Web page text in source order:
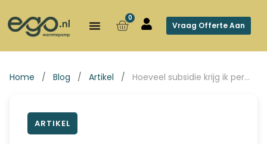
0
Vraag Offerte Aan
Home / Blog / Artikel / Hoeveel subsidie krijg ik per…
ARTIKEL